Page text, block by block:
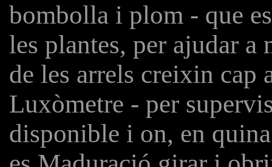
bombolla i plom - que
les plantes, per ajudar
de les arrels creixin cap
Luxòmetre - per
disponible i on, en